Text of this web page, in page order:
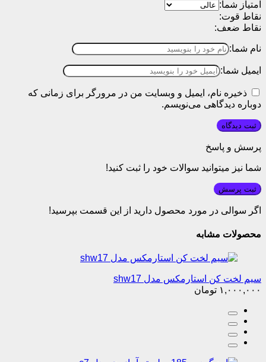
امتیاز شما:
نقاط قوت:
نقاط ضعف:
نام شما:
ایمیل شما:
ذخیره نام، ایمیل و وبسایت من در مرورگر برای زمانی که
دوباره دیدگاهی می‌نویسم.
پرسش و پاسخ
شما نیز میتوانید سوالات خود را ثبت کنید!
ثبت پرسش
اگر سوالی در مورد محصول دارید از این قسمت بپرسید!
محصولات مشابه
سیم لخت کن استارمکس مدل shw17
۱,۰۰۰,۰۰۰ تومان